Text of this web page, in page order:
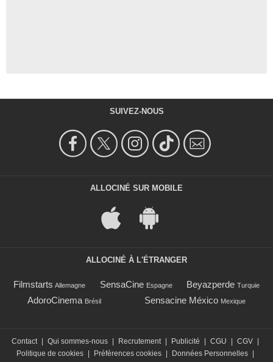
SUIVEZ-NOUS
ALLOCINÉ SUR MOBILE
ALLOCINÉ À L'ÉTRANGER
Filmstarts Allemagne SensaCine Espagne Beyazperde Turquie
AdoroCinema Brésil Sensacine México Mexique
Contact | Qui sommes-nous | Recrutement | Publicité | CGU | CGV |
Politique de cookies | Préférences cookies | Données Personnelles |